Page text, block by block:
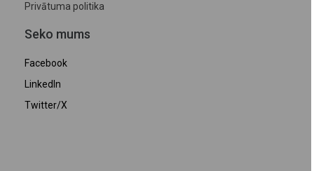
Privātuma politika
Seko mums
Facebook
LinkedIn
Twitter/X